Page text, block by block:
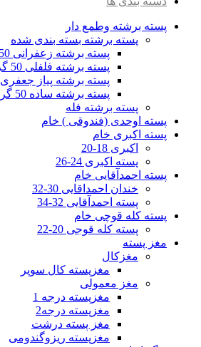
پسته برشته وطمع دار
پسته برشته بسته بندی شده
پسته برشته زعفرانی 50گرمی
پسته برشته فلفلی 50 گرمی
پسته برشته پیاز جعفری 50گرمی
پسته برشته ساده 50 گرمی
پسته برشته فله
پسته اوحدی (فندوقی ) خام
پسته اکبری خام
اکبری 18-20
پسته اکبری 24-26
پسته احمدآقایی خام
خندان احمداقایی 30-32
پسته احمدآقایی 32-34
پسته کله قوچی خام
پسته کله قوجی 20-22
مغز پسته
مغزکال
مغزپسته کال سوپر
مغز معمولی
مغزپسته درجه 1
مغزپسته درجه2
مغز پسته درشت
مغزپسته ریزوگندومی